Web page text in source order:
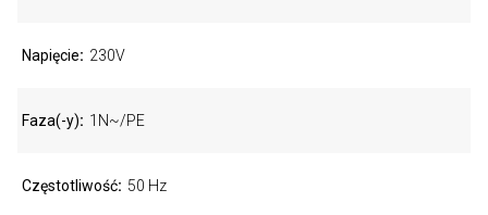
Napięcie 230V
Faza(-y) 1N~/PE
Częstotliwość 50 Hz